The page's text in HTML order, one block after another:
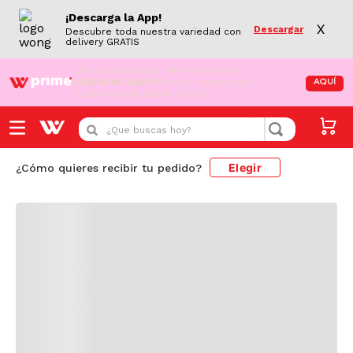
¡Descarga la App!
Descubre toda nuestra variedad con
delivery GRATIS
Descargar X
¡Aún no eres Wong Prime! Aprovecha el
DESPACHO GRATIS en tus compras de
supermercado desde S/79.90
AQUÍ
¿Que buscas hoy?
¿Cómo quieres recibir tu pedido? Elegir
Cargando comentarios...